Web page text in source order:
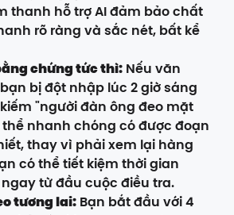
thanh hỗ trợ AI đảm bảo chất
rõ ràng và sắc nét, bất kể
chứng tức thì: Nếu văn
bị đột nhập lúc 2 giờ sáng
"người đàn ông đeo mặt
nhanh chóng có được đoạn
thay vì phải xem lại hàng
có thể tiết kiệm thời gian
từ đầu cuộc điều tra.
tương lai: Bạn bắt đầu với 4